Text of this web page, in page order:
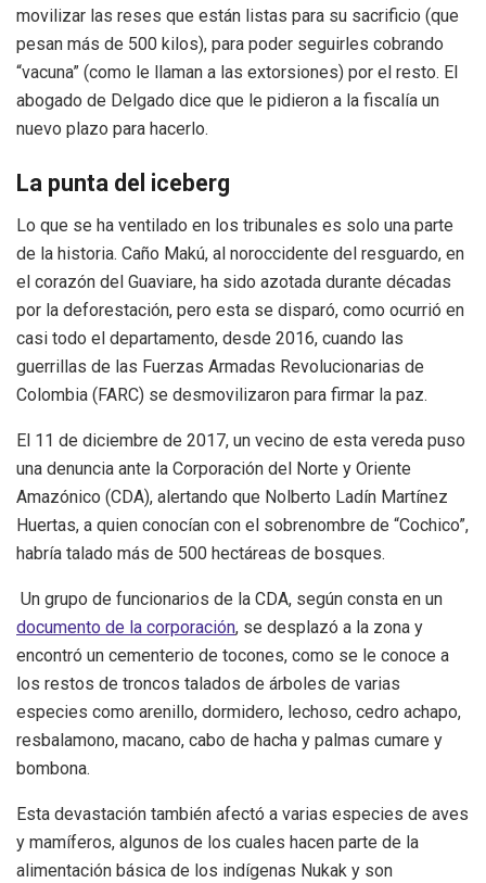
movilizar las reses que están listas para su sacrificio (que
pesan más de 500 kilos), para poder seguirles cobrando
“vacuna” (como le llaman a las extorsiones) por el resto. El
abogado de Delgado dice que le pidieron a la fiscalía un
nuevo plazo para hacerlo.
La punta del iceberg
Lo que se ha ventilado en los tribunales es solo una parte
de la historia. Caño Makú, al noroccidente del resguardo, en
el corazón del Guaviare, ha sido azotada durante décadas
por la deforestación, pero esta se disparó, como ocurrió en
casi todo el departamento, desde 2016, cuando las
guerrillas de las Fuerzas Armadas Revolucionarias de
Colombia (FARC) se desmovilizaron para firmar la paz.
El 11 de diciembre de 2017, un vecino de esta vereda puso
una denuncia ante la Corporación del Norte y Oriente
Amazónico (CDA), alertando que Nolberto Ladín Martínez
Huertas, a quien conocían con el sobrenombre de “Cochico”,
habría talado más de 500 hectáreas de bosques.
Un grupo de funcionarios de la CDA, según consta en un
documento de la corporación, se desplazó a la zona y
encontró un cementerio de tocones, como se le conoce a
los restos de troncos talados de árboles de varias
especies como arenillo, dormidero, lechoso, cedro achapo,
resbalamono, macano, cabo de hacha y palmas cumare y
bombona.
Esta devastación también afectó a varias especies de aves
y mamíferos, algunos de los cuales hacen parte de la
alimentación básica de los indígenas Nukak y son